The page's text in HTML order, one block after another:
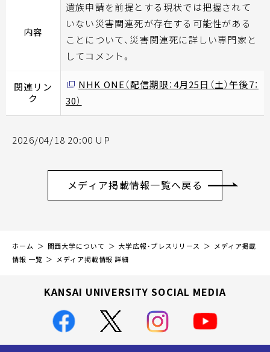
内容
遺族申請を前提とする現状では把握されて
いない災害関連死が存在する可能性がある
ことについて、災害関連死に詳しい専門家と
してコメント。
関連リン
ク
NHK ONE（配信期限：4月25日（土）午後7：
30）
2026/04/18 20:00 UP
メディア掲載情報一覧へ戻る
ホーム 関西大学について 大学広報・プレスリリース
メディア掲載
情報 一覧
メディア掲載情報 詳細
KANSAI UNIVERSITY SOCIAL MEDIA